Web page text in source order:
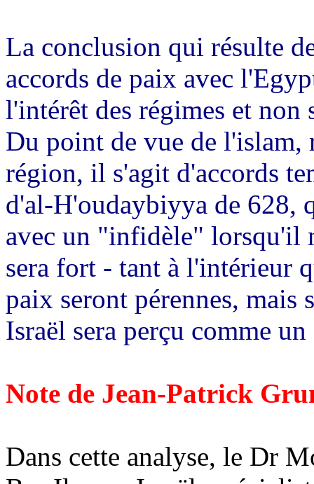
La conclusion qui résulte
accords de paix avec
l'intérêt des régimes et non
Du point de vue de l'islam,
région, il s'agit d'accords
d'al-H'oudaybiyya de 628,
avec un "infidèle" lorsqu'il
sera fort - tant à l'intérieur
paix seront pérennes, mais
Israël sera perçu comme
Note de Jean-Patrick
Dans cette analyse, le Dr